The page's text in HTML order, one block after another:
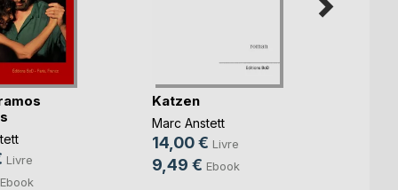
Livre
Ebook
Katzen
Marc Anstett
14,00 € Livre
9,49 € Ebook